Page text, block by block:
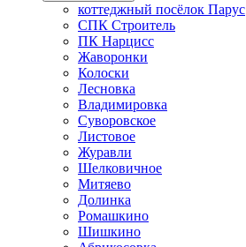
коттеджный посёлок Парус
СПК Строитель
ПК Нарцисс
Жаворонки
Колоски
Лесновка
Владимировка
Суворовское
Листовое
Журавли
Шелковичное
Митяево
Долинка
Ромашкино
Шишкино